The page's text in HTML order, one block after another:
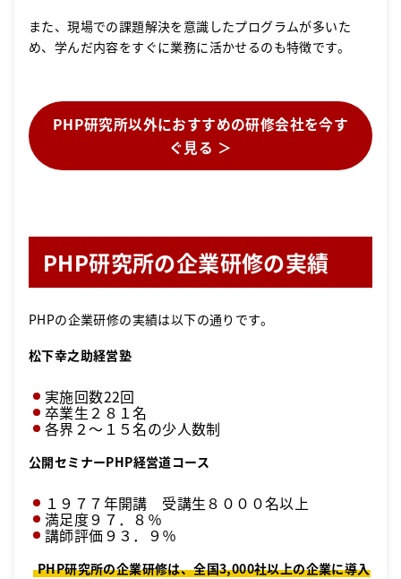
また、現場での課題解決を意識したプログラムが多いた
め、学んだ内容をすぐに業務に活かせるのも特徴です。
PHP研究所以外におすすめの研修会社を今す
ぐ見る ＞
PHP研究所の企業研修の実績
PHPの企業研修の実績は以下の通りです。
松下幸之助経営塾
実施回数22回
卒業生２８１名
各界２～１５名の少人数制
公開セミナーPHP経営道コース
１９７７年開講 受講生８０００名以上
満足度９７．８％
講師評価９３．９％
PHP研究所の企業研修は、全国3,000社以上の企業に導入